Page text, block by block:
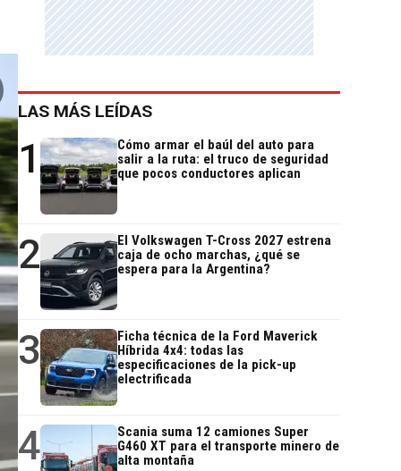
LAS MÁS LEÍDAS
1
Cómo armar el baúl del auto para
salir a la ruta: el truco de seguridad
que pocos conductores aplican
2
El Volkswagen T-Cross 2027 estrena
caja de ocho marchas, ¿qué se
espera para la Argentina?
3
Ficha técnica de la Ford Maverick
Híbrida 4x4: todas las
especificaciones de la pick-up
electrificada
4
Scania suma 12 camiones Super
G460 XT para el transporte minero de
alta montaña